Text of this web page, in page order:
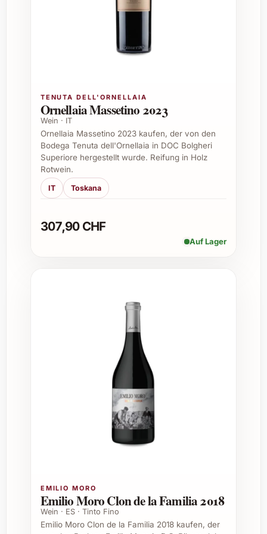
ausgewogen mit feinen Tanninen
Alkoholgehalt:
Speiseempfehlung:
Passt hervorragend
zu mediterranen Gerichten, gegrilltem
Tipps für passende Anlässe
Der Panduro Tinto 2022 eignet sich
wunderbar als Geschenk oder Genusswein
bei vielen Gelegenheiten:
Geburtstagsfeiern
Weihnachten und andere Festtage
Firmenanlässe und Firmengeschenke
und vielseitiges Weinerlebnis, das zu vielen
kulinarischen Momenten perfekt passt.
Häufig gestellte Fragen zu Panduro
1. Welche Rebsorte wird für den Panduro
Tinto 2022 verwendet?
Der Wein besteht hauptsächlich aus
Tempranillo-Trauben, die typisch für
verleihen.
2. Bei welcher Temperatur sollte der
Panduro Tinto 2022 serviert werden?
TENUTA DELL'ORNELLAIA
Ornellaia Massetino 2023
Wein · IT
Ornellaia Massetino 2023 kaufen, der von den
Bodega Tenuta dell'Ornellaia in DOC Bolgheri
Superiore hergestellt wurde. Reifung in Holz
Rotwein.
IT Toskana
307,90 CHF
Auf Lager
EMILIO MORO
Emilio Moro Clon de la Familia 2018
Wein · ES · Tinto Fino
Emilio Moro Clon de la Familia 2018 kaufen, der